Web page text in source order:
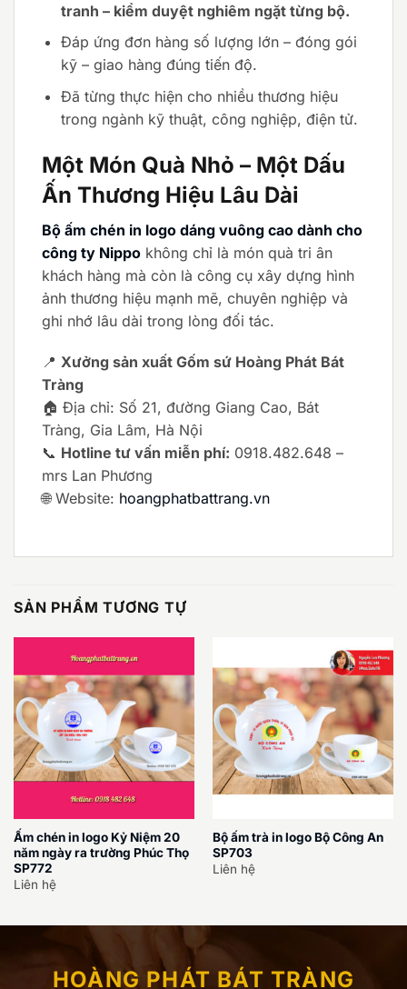
tranh – kiểm duyệt nghiêm ngặt từng bộ.
Đáp ứng đơn hàng số lượng lớn – đóng gói
kỹ – giao hàng đúng tiến độ.
Đã từng thực hiện cho nhiều thương hiệu
trong ngành kỹ thuật, công nghiệp, điện tử.
Một Món Quà Nhỏ – Một Dấu
Ấn Thương Hiệu Lâu Dài
Bộ ấm chén in logo dáng vuông cao dành cho
công ty Nippo không chỉ là món quà tri ân
khách hàng mà còn là công cụ xây dựng hình
ảnh thương hiệu mạnh mẽ, chuyên nghiệp và
ghi nhớ lâu dài trong lòng đối tác.
📍 Xưởng sản xuất Gốm sứ Hoàng Phát Bát
Tràng
🏠 Địa chỉ: Số 21, đường Giang Cao, Bát
Tràng, Gia Lâm, Hà Nội
📞 Hotline tư vấn miễn phí: 0918.482.648 –
mrs Lan Phương
🌐 Website: hoangphatbattrang.vn
SẢN PHẨM TƯƠNG TỰ
Ấm chén in logo Kỷ Niệm 20
năm ngày ra trường Phúc Thọ
SP772
Liên hệ
Bộ ấm trà in logo Bộ Công An
SP703
Liên hệ
HOÀNG PHÁT BÁT TRÀNG